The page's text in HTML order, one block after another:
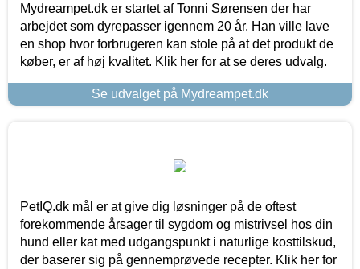
Mydreampet.dk er startet af Tonni Sørensen der har
arbejdet som dyrepasser igennem 20 år. Han ville lave
en shop hvor forbrugeren kan stole på at det produkt de
køber, er af høj kvalitet. Klik her for at se deres udvalg.
Se udvalget på Mydreampet.dk
PetIQ.dk mål er at give dig løsninger på de oftest
forekommende årsager til sygdom og mistrivsel hos din
hund eller kat med udgangspunkt i naturlige kosttilskud,
der baserer sig på gennemprøvede recepter. Klik her for